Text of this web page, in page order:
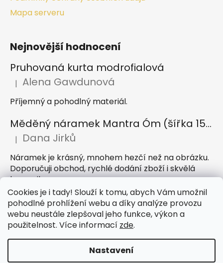
Cookies je i tady! Slouží k tomu, abych Vám umožnil
pohodlné prohlížení webu a díky analýze provozu
webu neustále zlepšoval jeho funkce, výkon a
použitelnost. Více informací zde.
Nastavení
Mapa serveru
Nejnovější hodnocení
Pruhovaná kurta modrofialová
Hodnocení produktu je 5 z 5 hvězdiček.
| Alena Gawdunová
Příjemný a pohodlný materiál.
Měděný náramek Mantra Óm (šířka 15 mm)
Hodnocení produktu je 5 z 5 hvězdiček.
| Dana Jirků
Náramek je krásný, mnohem hezčí než na obrázku.
Doporučuji obchod, rychlé dodání zboží i skvělá
komunikace
Hodnocení produktu je 5 z 5 hvězdiček.
| Petra Hejátková